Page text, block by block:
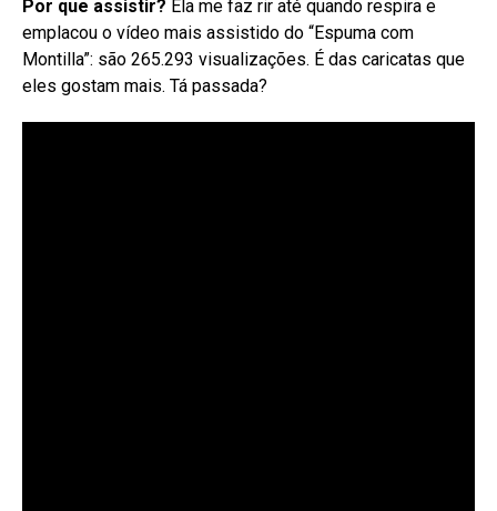
Por que assistir? Ela me faz rir até quando respira e
emplacou o vídeo mais assistido do “Espuma com
Montilla”: são 265.293 visualizações. É das caricatas que
eles gostam mais. Tá passada?